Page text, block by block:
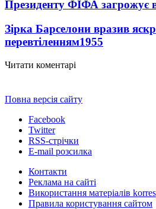
Президенту ФІФА загрожує
Зірка Барселони вразив
перевтіленням1955
Читати коментарі
Повна версія сайту
Facebook
Twitter
RSS-стрічки
E-mail розсилка
Контакти
Реклама на сайті
Використання матеріалів
Правила користування сайтом